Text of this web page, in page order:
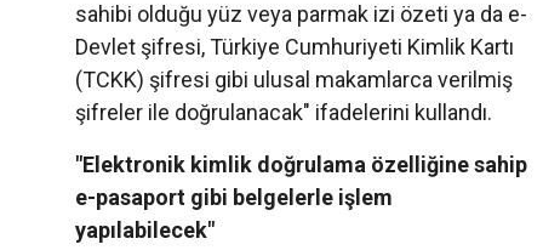
sahibi olduğu yüz veya parmak izi özeti ya da e-
Devlet şifresi, Türkiye Cumhuriyeti Kimlik Kartı
(TCKK) şifresi gibi ulusal makamlarca verilmiş
şifreler ile doğrulanacak" ifadelerini kullandı.
"Elektronik kimlik doğrulama özelliğine sahip
e-pasaport gibi belgelerle işlem
yapılabilecek"